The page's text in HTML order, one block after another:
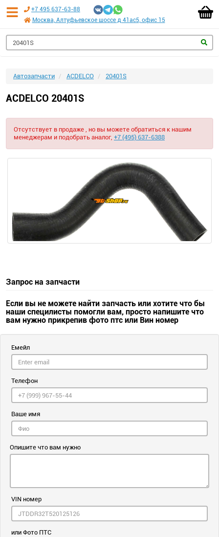
+7 495 637-63-88
Москва, Алтуфьевское шоссе д 41ас5, офис 15
Автозапчасти ACDELCO 20401S
ACDELCO 20401S
Отсутствует в продаже , но вы можете обратиться к нашим
менеджерам и подобрать аналог, +7 (495) 637-6388
Запрос на запчасти
Если вы не можете найти запчасть или хотите что бы
наши специлисты помогли вам, просто напишите что
вам нужно прикрепив фото птс или Вин номер
Емейл
Телефон
Ваше имя
Опишите что вам нужно
VIN номер
или Фото ПТС